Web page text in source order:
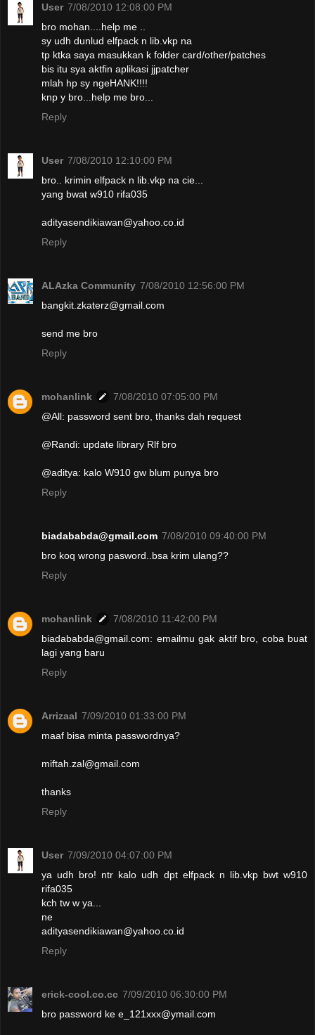
User 7/08/2010 12:08:00 PM
bro mohan....help me ..
sy udh dunlud elfpack n lib.vkp na
tp ktka saya masukkan k folder card/other/patches
bis itu sya aktfin aplikasi jjpatcher
mlah hp sy ngeHANK!!!!
knp y bro...help me bro...
Reply
User 7/08/2010 12:10:00 PM
bro.. krimin elfpack n lib.vkp na cie...
yang bwat w910 rifa035
adityasendikiawan@yahoo.co.id
Reply
ALAzka Community 7/08/2010 12:56:00 PM
bangkit.zkaterz@gmail.com
send me bro
Reply
mohanlink
7/08/2010 07:05:00 PM
@All: password sent bro, thanks dah request
@Randi: update library Rlf bro
@aditya: kalo W910 gw blum punya bro
Reply
biadababda@gmail.com 7/08/2010 09:40:00 PM
bro koq wrong pasword..bsa krim ulang??
Reply
mohanlink
7/08/2010 11:42:00 PM
biadababda@gmail.com: emailmu gak aktif bro, coba buat
lagi yang baru
Reply
Arrizaal 7/09/2010 01:33:00 PM
maaf bisa minta passwordnya?
miftah.zal@gmail.com
thanks
Reply
User 7/09/2010 04:07:00 PM
ya udh bro! ntr kalo udh dpt elfpack n lib.vkp bwt w910
rifa035
kch tw w ya...
ne
adityasendikiawan@yahoo.co.id
Reply
erick-cool.co.cc 7/09/2010 06:30:00 PM
bro password ke e_121xxx@ymail.com